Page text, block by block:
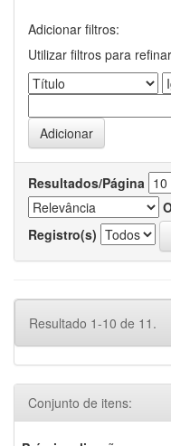
Adicionar filtros:
Utilizar filtros para
Resultados/Página
Registro(s)
Resultado 1-10 de 11.
Conjunto de itens: